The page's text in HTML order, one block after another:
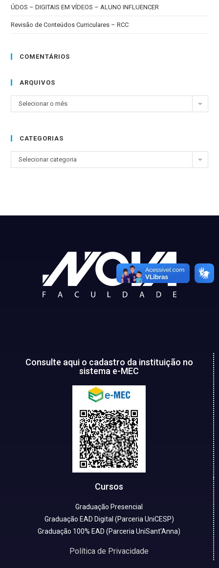
ÚDOS – DIGITAIS EM VÍDEOS – ALUNO INFLUENCER
Revisão de Conteúdos Curriculares – RCC
COMENTÁRIOS
ARQUIVOS
Selecionar o mês
CATEGORIAS
Selecionar categoria
Consulte aqui o cadastro da instituição no
sistema e-MEC
Cursos
Graduação Presencial
Graduação EAD Digital (Parceria UniCESP)
Graduação 100% EAD (Parceria UniSant'Anna)
Política de Privacidade